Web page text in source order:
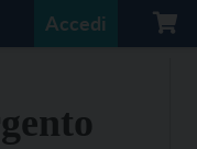
Accedi